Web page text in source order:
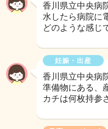
香川県立中央病
水したら病院に
どのような感じ
妊娠・出産
香川県立中央病
準備物にある、
カチは何枚持参